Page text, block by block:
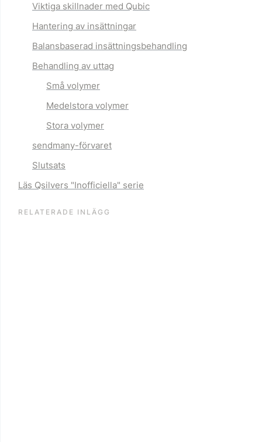
Viktiga skillnader med Qubic
Hantering av insättningar
Balansbaserad insättningsbehandling
Behandling av uttag
Små volymer
Medelstora volymer
Stora volymer
sendmany-förvaret
Slutsats
Läs Qsilvers "Inofficiella" serie
RELATERADE INLÄGG